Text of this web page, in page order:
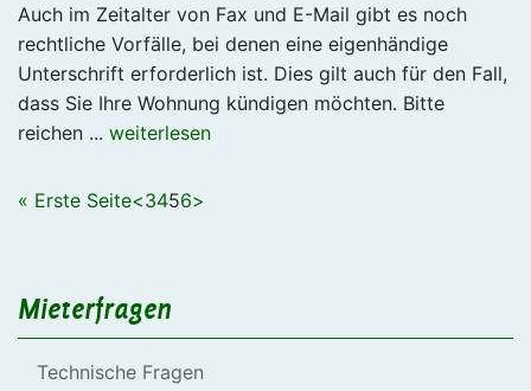
Auch im Zeitalter von Fax und E-Mail gibt es noch
rechtliche Vorfälle, bei denen eine eigenhändige
Unterschrift erforderlich ist. Dies gilt auch für den Fall,
dass Sie Ihre Wohnung kündigen möchten. Bitte
reichen ... weiterlesen
« Erste Seite<3456>
Mieterfragen
Technische Fragen